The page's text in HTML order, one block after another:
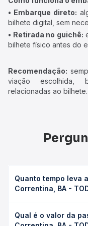
• Embarque direto:
bilhete digital, sem
• Retirada no guichê:
bilhete físico antes do
Recomendação:
viação escolhida,
relacionadas ao bilhete.
Quanto tempo leva
Correntina, BA -
Brejolândia, BA leva
Qual é o valor da